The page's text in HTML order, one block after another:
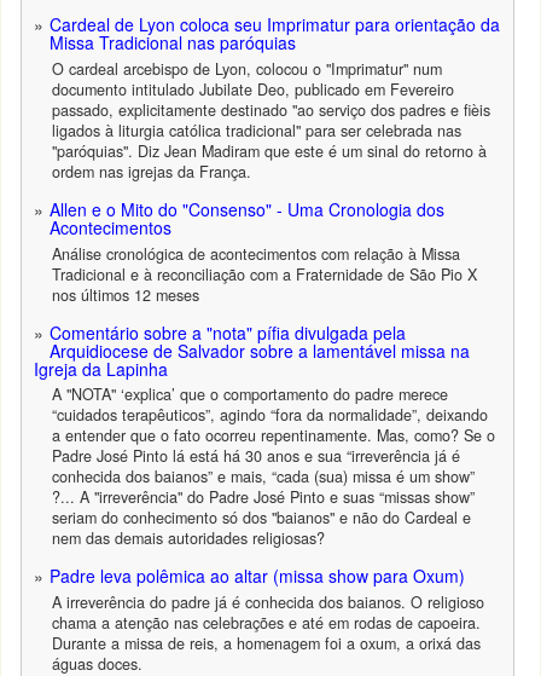
Cardeal de Lyon coloca seu Imprimatur para orientação da
Missa Tradicional nas paróquias
O cardeal arcebispo de Lyon, colocou o "Imprimatur" num
documento intitulado Jubilate Deo, publicado em Fevereiro
passado, explicitamente destinado "ao serviço dos padres e fièis
ligados à liturgia católica tradicional" para ser celebrada nas
"paróquias". Diz Jean Madiram que este é um sinal do retorno à
ordem nas igrejas da França.
Allen e o Mito do "Consenso" - Uma Cronologia dos
Acontecimentos
Análise cronológica de acontecimentos com relação à Missa
Tradicional e à reconciliação com a Fraternidade de São Pio X
nos últimos 12 meses
Comentário sobre a "nota" pífia divulgada pela
Arquidiocese de Salvador sobre a lamentável missa na
Igreja da Lapinha
A "NOTA" ‘explica’ que o comportamento do padre merece
“cuidados terapêuticos”, agindo “fora da normalidade”, deixando
a entender que o fato ocorreu repentinamente. Mas, como? Se o
Padre José Pinto lá está há 30 anos e sua “irreverência já é
conhecida dos baianos” e mais, “cada (sua) missa é um show”
?... A "irreverência" do Padre José Pinto e suas “missas show”
seriam do conhecimento só dos "baianos" e não do Cardeal e
nem das demais autoridades religiosas?
Padre leva polêmica ao altar (missa show para Oxum)
A irreverência do padre já é conhecida dos baianos. O religioso
chama a atenção nas celebrações e até em rodas de capoeira.
Durante a missa de reis, a homenagem foi a oxum, a orixá das
águas doces.